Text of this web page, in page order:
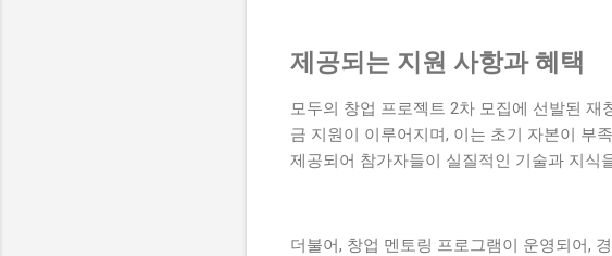
제공되는 지원 사항과 혜택
모두의 창업 프로젝트 2차 모집에 선발된
금 지원이 이루어지며, 이는 초기 자본이 부
제공되어 참가자들이 실질적인 기술과 지식
더불어, 창업 멘토링 프로그램이 운영되어,